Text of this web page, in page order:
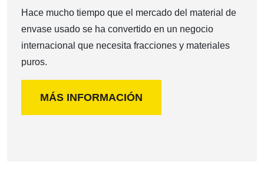
Hace mucho tiempo que el mercado del material de
envase usado se ha convertido en un negocio
internacional que necesita fracciones y materiales
puros.
MÁS INFORMACIÓN